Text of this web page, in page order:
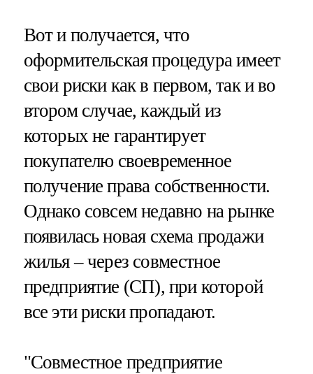
Вот и получается, что
оформительская процедура имеет
свои риски как в первом, так и во
втором случае, каждый из
которых не гарантирует
покупателю своевременное
получение права собственности.
Однако совсем недавно на рынке
появилась новая схема продажи
жилья – через совместное
предприятие (СП), при которой
все эти риски пропадают.
"Совместное предприятие